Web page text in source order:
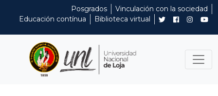
Posgrados
Vinculación con la sociedad
Educación contínua
Biblioteca virtual